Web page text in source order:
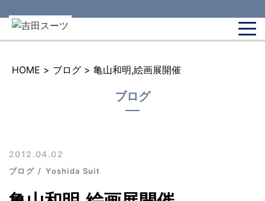
HOME > ブログ > 亀山和明,絵画展開催
ブログ
2012.04.02
ブログ Yoshida Suit